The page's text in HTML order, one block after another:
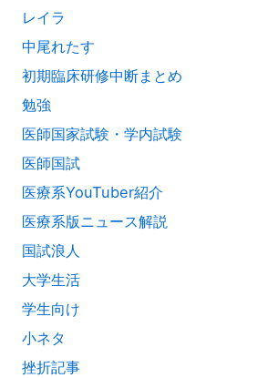
レイラ
中尾れたす
初期臨床研修中断まとめ
勉強
医師国家試験・学内試験
医師国試
医療系YouTuber紹介
医療系版ニュース解説
国試浪人
大学生活
学生向け
小ネタ
挫折記事